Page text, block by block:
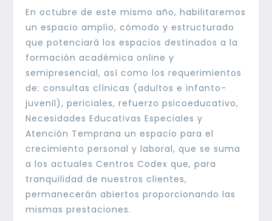
En octubre de este mismo año, habilitaremos
un espacio amplio, cómodo y estructurado
que potenciará los espacios destinados a la
formación académica online y
semipresencial, así como los requerimientos
de: consultas clínicas (adultos e infanto-
juvenil), periciales, refuerzo psicoeducativo,
Necesidades Educativas Especiales y
Atención Temprana un espacio para el
crecimiento personal y laboral, que se suma
a los actuales Centros Codex que, para
tranquilidad de nuestros clientes,
permanecerán abiertos proporcionando las
mismas prestaciones.